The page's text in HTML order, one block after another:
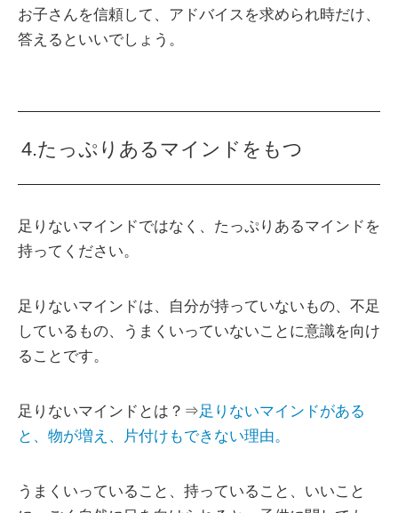
お子さんを信頼して、アドバイスを求められ時だけ、
答えるといいでしょう。
4.たっぷりあるマインドをもつ
足りないマインドではなく、たっぷりあるマインドを
持ってください。
足りないマインドは、自分が持っていないもの、不足
しているもの、うまくいっていないことに意識を向け
ることです。
足りないマインドとは？⇒足りないマインドがある
と、物が増え、片付けもできない理由。
うまくいっていること、持っていること、いいこと